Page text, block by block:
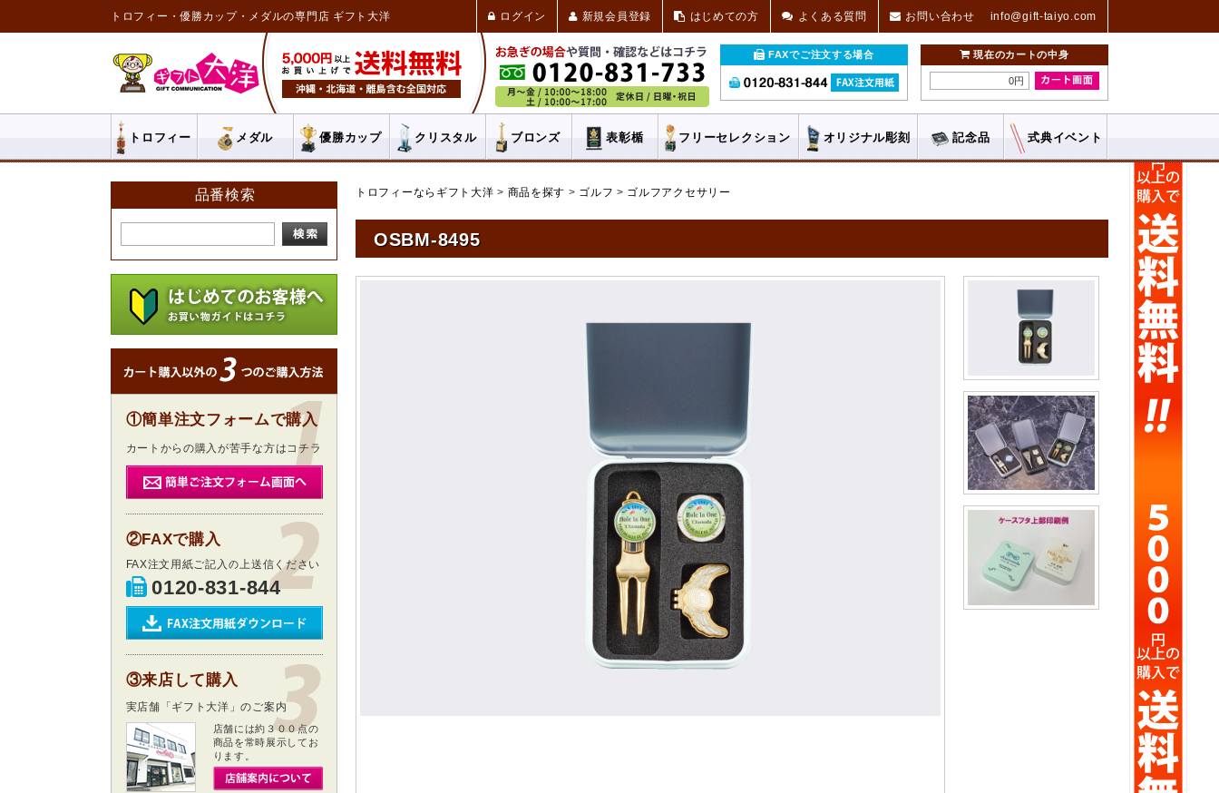
トロフィー・優勝カップ・メダルの専門店 ギフト大洋 ログイン 新規会員登録 はじめての方 よくある質問 お問い合わせ info@gift-taiyo.com
FAXでご注文する場合 現在のカートの中身
0円
トロフィー メダル 優勝カップ クリスタル ブロンズ 表彰楯 フリーセレクション オリジナル彫刻 記念品 式典イベント
トロフィーならギフト大洋 商品を探す ゴルフ ゴルフアクセサリー
OSBM-8495
品番検索
①簡単注文フォームで購入
カートからの購入が苦手な方はコチラ
②FAXで購入
FAX注文用紙ご記入の上送信ください
0120-831-844
③来店して購入
実店舗「ギフト大洋」のご案内
店舗には約３００点の
商品を常時展示してお
ります。